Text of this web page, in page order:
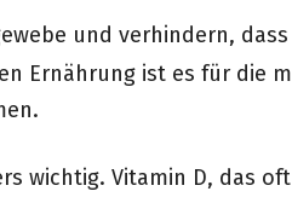
und verhindern,
Ernährung ist es für die
wichtig. Vitamin D, das